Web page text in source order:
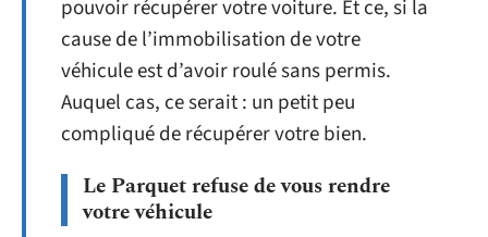
pouvoir récupérer votre voiture. Et ce, si la
cause de l’immobilisation de votre
véhicule est d’avoir roulé sans permis.
Auquel cas, ce serait : un petit peu
compliqué de récupérer votre bien.
Le Parquet refuse de vous rendre
votre véhicule